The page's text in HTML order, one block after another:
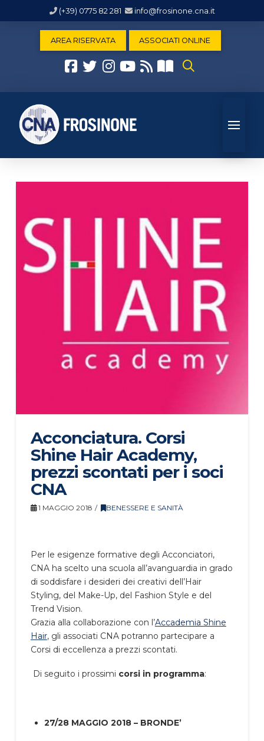
(+39) 0775 82 281 info@frosinone.cna.it
AREA RISERVATA ASSOCIATI ONLINE
Acconciatura. Corsi
Shine Hair Academy,
prezzi scontati per i soci
CNA
1 MAGGIO 2018 BENESSERE E SANITÀ
Per le esigenze formative degli Acconciatori,
CNA ha scelto una scuola all’avanguardia in grado
di soddisfare i desideri dei creativi dell’Hair
Styling, del Make-Up, del Fashion Style e del
Trend Vision.
Grazia alla collaborazione con l’Accademia Shine
Hair, gli associati CNA potranno partecipare a
Corsi di eccellenza a prezzi scontati.
Di seguito i prossimi corsi in programma:
27/28 MAGGIO 2018 – BRONDE’